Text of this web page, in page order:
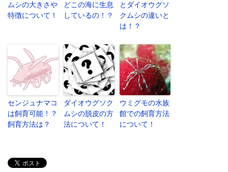
ムシの大きさや
特徴について！
どこの海に生息
しているの！？
とダイオウグソ
クムシの違いと
は！？
センジュナマコ
は飼育可能！？
飼育方法は？
ダイオウグソク
ムシの脱皮の方
法について！
ウミグモの水族
館での飼育方法
について！